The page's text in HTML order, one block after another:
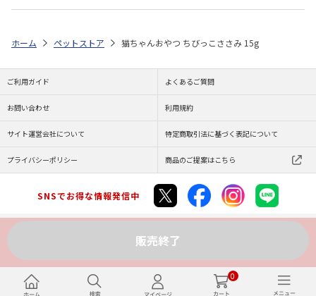
0
販売終了
ホーム ペットストア 猫ちゃんおやつ ちびっこささみ 15g
ご利用ガイド よくあるご質問
お問い合わせ 利用規約
サイト運営会社について 特定商取引法に基づく表記について
プライバシーポリシー 商品のご提案はこちら
SNSでお得な情報発信中